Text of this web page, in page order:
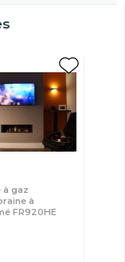
à gaz
à
FR920HE